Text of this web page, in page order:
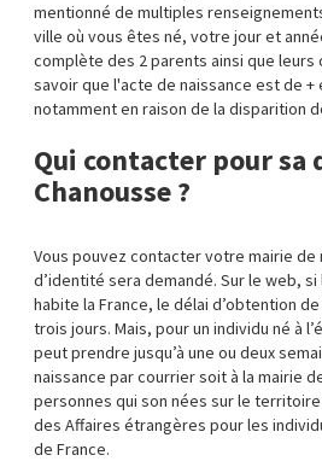
mentionné de multiples
ville où vous êtes né, votre jour et
complète des 2 parents ainsi que leurs
savoir que l'acte de naissance est de +
notamment en raison de la disparition
Qui contacter pour sa
Chanousse ?
Vous pouvez contacter votre mairie de
d’identité sera demandé. Sur le web,
habite la France, le délai d’obtention
trois jours. Mais, pour un individu né à
peut prendre jusqu’à une ou deux
naissance par courrier soit à la mairie
personnes qui son nées sur le
des Affaires étrangères pour les
de France.